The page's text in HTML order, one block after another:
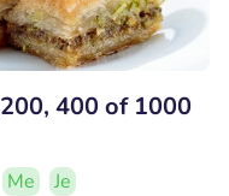
400 of 1000
Me
Je